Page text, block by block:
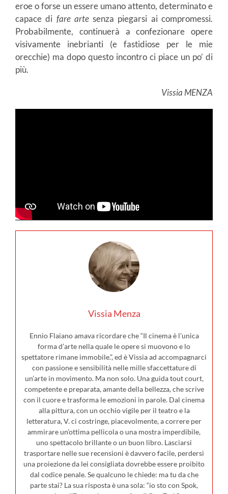
eroe o forse un essere umano attento, determinato e
capace di fare artesenza piegarsi ai compromessi.
Probabilmente, continuerà a confezionare opere
visivamente inebrianti (e fastidiose per le mie
orecchie) ma dopo questo incontro ci piace un po’ di
più.
Vissia MENZA
Vissia Menza
Ennio Flaiano amava ricordare che “Il cinema è l’unica
forma d’arte nella quale le opere si muovono e lo
spettatore rimane immobile.”, ed è Vissia ad accompagnarci
con passione e sensibilità nelle mille sfaccettature di
un’arte in movimento. Ma non solo. Una guida tout court,
competente e preparata, amante della bellezza, che scrive
con il cuore e trasforma le emozioni in parole. Dal cinema
alla pittura, con un occhio vigile per il teatro e la
letteratura, V. ci costringe, piacevolmente, a correre per
ammirare un’ottima pellicola o una mostra imperdibile,
uno spettacolo brillante o un buon libro. Lasciarsi
trasportare nelle sue recensioni è davvero facile, perdersi
una proiezione da lei consigliata dovrebbe essere proibito
dal codice penale. Se qualcuno le chiede: ma tu da che
parte stai? La sua risposta è una sola: “io sto con Spok,